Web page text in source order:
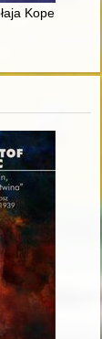
w XVI-
Kopernika z